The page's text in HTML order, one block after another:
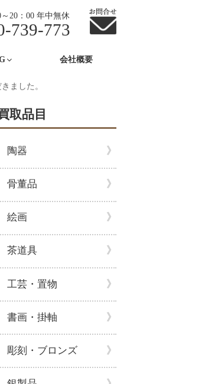
20：00 年中無休
739-773
会社概要
ました。
取品目
陶器
骨董品
絵画
茶道具
工芸・置物
書画・掛軸
彫刻・ブロンズ